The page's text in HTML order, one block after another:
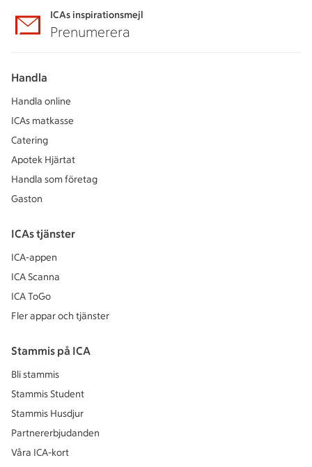
ICAs inspirationsmejl
Prenumerera
Handla
Handla online
ICAs matkasse
Catering
Apotek Hjärtat
Handla som företag
Gaston
ICAs tjänster
ICA-appen
ICA Scanna
ICA ToGo
Fler appar och tjänster
Stammis på ICA
Bli stammis
Stammis Student
Stammis Husdjur
Partnererbjudanden
Våra ICA-kort